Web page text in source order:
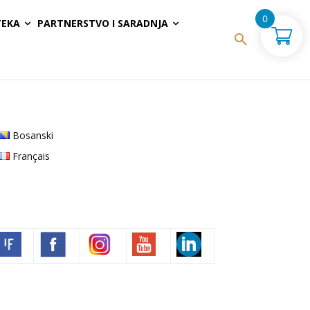
PARTNERSTVO I SARADNJA
Bosanski
Français
0